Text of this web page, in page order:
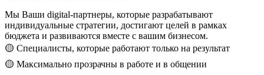
Мы Ваши digital-партнеры, которые разрабатывают
индивидуальные стратегии, достигают целей в рамках
бюджета и развиваются вместе с вашим бизнесом.
🟡 Специалисты, которые работают только на результат
🟡 Максимально прозрачны в работе и в общении